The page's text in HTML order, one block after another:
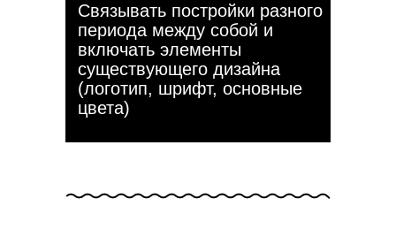
Связывать постройки разного
периода между собой и
включать элементы
существующего дизайна
(логотип, шрифт, основные
цвета)